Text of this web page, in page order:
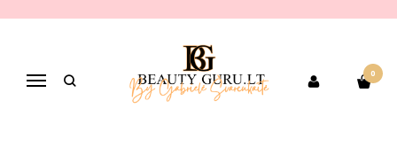
Navigacija
0
Pagrindinis PREKIŲ KATEGORIJOS
Dekoratyvinė kosmetika
ZOLA LIFTINGO JUOSTELĖS